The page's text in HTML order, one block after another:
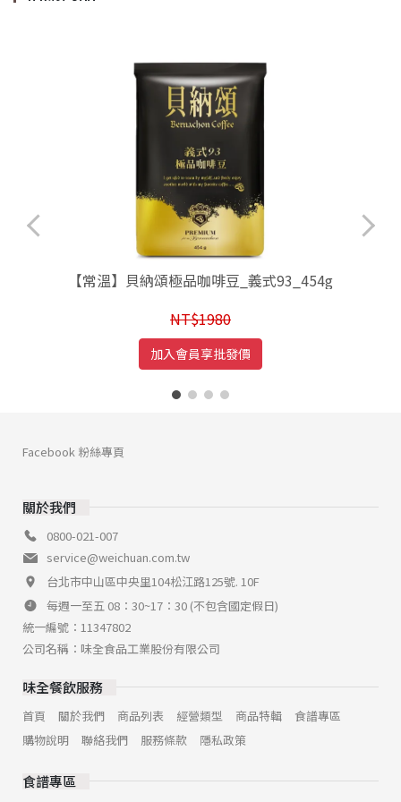
【常溫】貝納頌極品咖啡豆_義式93_454g
NT$1980
加入會員享批發價
關於我們
0800-021-007
service@weichuan.com.tw
台北市中山區中央里104松江路125號. 10F
每週一至五 08：30~17：30 (不包含國定假日)
統一編號：11347802
公司名稱：味全食品工業股份有限公司
味全餐飲服務
首頁 關於我們 商品列表 經營類型 商品特輯
食譜專區
購物說明
聯絡我們 服務條款 隱私政策
食譜專區
Facebook 粉絲專頁